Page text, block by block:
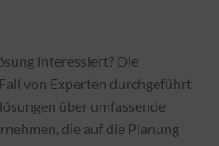
interessiert? Die
von Experten durchgeführt
über umfassende
die auf die Planung